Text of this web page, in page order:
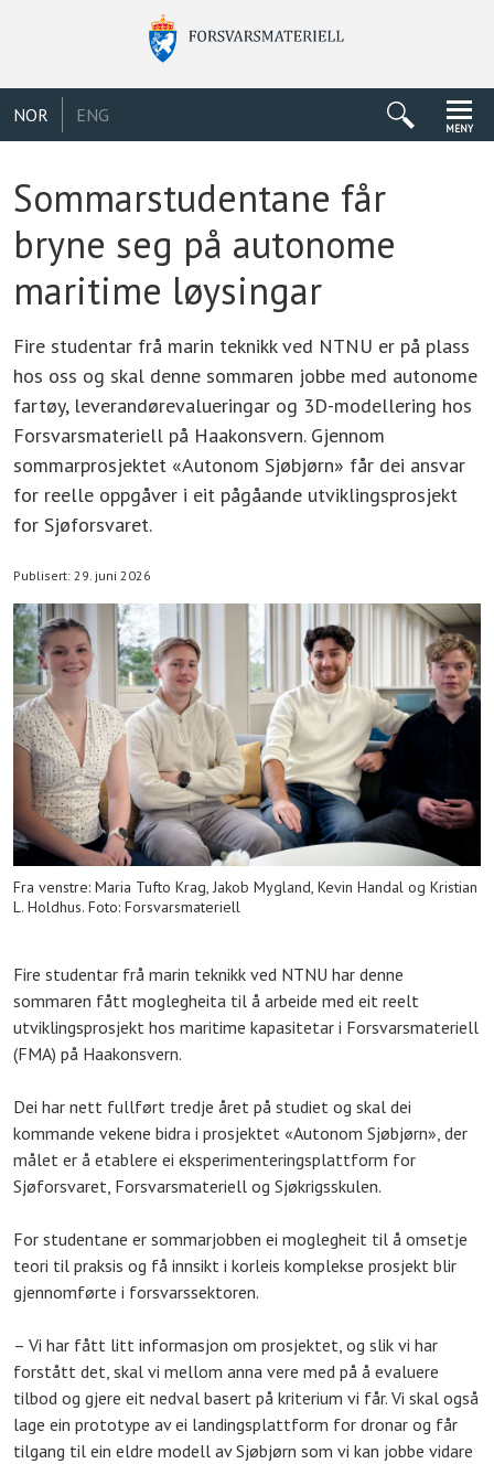
NOR ENG
MENY
Sommarstudentane får
bryne seg på autonome
maritime løysingar
Fire studentar frå marin teknikk ved NTNU er på plass
hos oss og skal denne sommaren jobbe med autonome
fartøy, leverandørevalueringar og 3D-modellering hos
Forsvarsmateriell på Haakonsvern. Gjennom
sommarprosjektet «Autonom Sjøbjørn» får dei ansvar
for reelle oppgåver i eit pågåande utviklingsprosjekt
for Sjøforsvaret.
Publisert: 29. juni 2026
Fra venstre: Maria Tufto Krag, Jakob Mygland, Kevin Handal og Kristian
L. Holdhus. Foto: Forsvarsmateriell
Fire studentar frå marin teknikk ved NTNU har denne
sommaren fått moglegheita til å arbeide med eit reelt
utviklingsprosjekt hos maritime kapasitetar i Forsvarsmateriell
(FMA) på Haakonsvern.
Dei har nett fullført tredje året på studiet og skal dei
kommande vekene bidra i prosjektet «Autonom Sjøbjørn», der
målet er å etablere ei eksperimenteringsplattform for
Sjøforsvaret, Forsvarsmateriell og Sjøkrigsskulen.
For studentane er sommarjobben ei moglegheit til å omsetje
teori til praksis og få innsikt i korleis komplekse prosjekt blir
gjennomførte i forsvarssektoren.
– Vi har fått litt informasjon om prosjektet, og slik vi har
forstått det, skal vi mellom anna vere med på å evaluere
tilbod og gjere eit nedval basert på kriterium vi får. Vi skal også
lage ein prototype av ei landingsplattform for dronar og får
tilgang til ein eldre modell av Sjøbjørn som vi kan jobbe vidare